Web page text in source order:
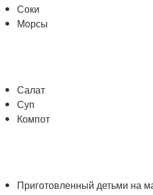
Соки
Морсы
Салат
Суп
Компот
Приготовленный детьми на